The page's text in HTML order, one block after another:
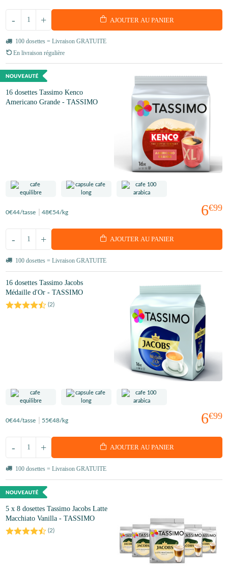
+
- AJOUTER AU PANIER
100 dosettes = Livraison GRATUITE
En livraison régulière
16 dosettes Tassimo Kenco
Americano Grande - TASSIMO
6€99
0€44/tasse 48€54/kg
+
- AJOUTER AU PANIER
100 dosettes = Livraison GRATUITE
16 dosettes Tassimo Jacobs
Médaille d'Or - TASSIMO
(2)
6€99
0€44/tasse 55€48/kg
+
- AJOUTER AU PANIER
100 dosettes = Livraison GRATUITE
5 x 8 dosettes Tassimo Jacobs Latte
Macchiato Vanilla - TASSIMO
(2)